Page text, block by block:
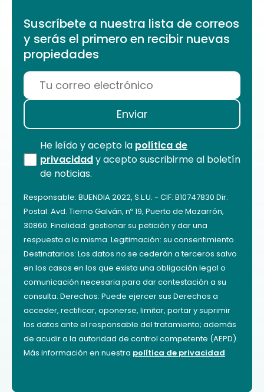
Suscríbete a nuestra lista de correos
y serás el primero en recibir nuevas
propiedades
He leído y acepto la política de
privacidady acepto suscribirme al boletín
de noticias.
Responsable: BUENDIA 2022, S.L.U. - CIF: B10747830 Dir.
Postal: Avd. Tierno Galván, nº 19, Puerto de Mazarrón,
30860. Finalidad: gestionar su petición y dar una
respuesta a la misma. Legitimación: su consentimiento.
Destinatarios: Los datos no se cederán a terceros salvo
en los casos en los que exista una obligación legal o
comunicación necesaria para dar contestación a su
consulta. Derechos: Puede ejercer sus Derechos a
acceder, rectificar, oponerse, limitar, portar y suprimir
los datos ante el responsable del tratamiento; además
de acudir a la autoridad de control competente (AEPD).
Más información en nuestra política de privacidad.